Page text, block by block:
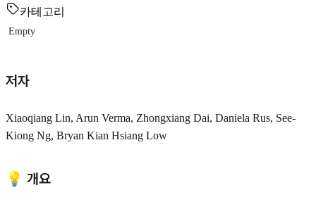
카테고리
Empty
저자
Xiaoqiang Lin, Arun Verma, Zhongxiang Dai, Daniela Rus, See-
Kiong Ng, Bryan Kian Hsiang Low
💡 개요